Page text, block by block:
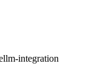
llm-integration